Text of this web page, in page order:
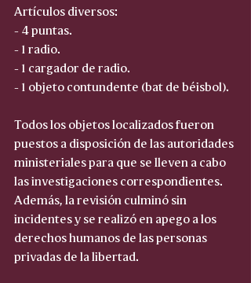
Artículos diversos:
- 4 puntas.
- 1 radio.
- 1 cargador de radio.
- 1 objeto contundente (bat de béisbol).
Todos los objetos localizados fueron
puestos a disposición de las autoridades
ministeriales para que se lleven a cabo
las investigaciones correspondientes.
Además, la revisión culminó sin
incidentes y se realizó en apego a los
derechos humanos de las personas
privadas de la libertad.